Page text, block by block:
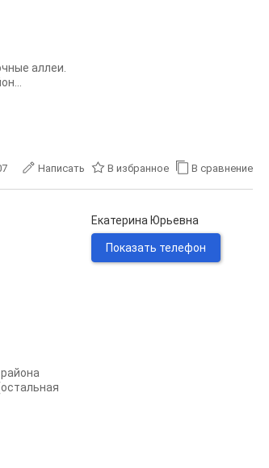
аллеи.
Написать В избранное В сравнение
Екатерина Юрьевна
Показать телефон